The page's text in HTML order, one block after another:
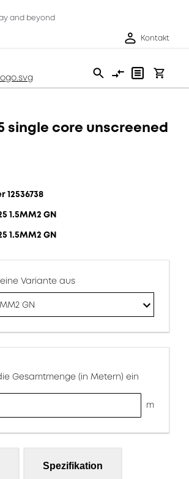
and beyond
Kontakt
single core unscreened
12536738
1.5MM2 GN
1.5MM2 GN
Variante aus
GN
Gesamtmenge (in Metern) ein
m
Spezifikation